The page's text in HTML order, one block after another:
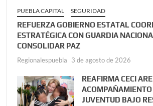
PUEBLA CAPITAL SEGURIDAD
REFUERZA GOBIERNO ESTATAL
ESTRATÉGICA CON GUARDIA
CONSOLIDAR PAZ
Regionalespuebla 3 de agosto de 2026
REAFIRMA CECI
JUVENTUD BAJO